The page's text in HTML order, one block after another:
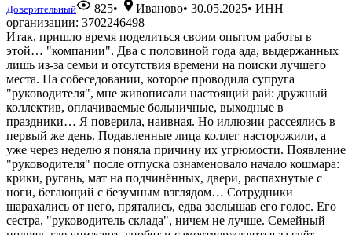
Доверительный 825• Иваново•30.05.2025• ИНН
организации: 3702246498
Итак, пришло время поделиться своим опытом работы в
этой… "компании". Два с половиной года ада, выдержанных
лишь из-за семьи и отсутствия времени на поиски лучшего
места. На собеседовании, которое проводила супруга
"руководителя", мне живописали настоящий рай: дружный
коллектив, оплачиваемые больничные, выходные в
праздники… Я поверила, наивная. Но иллюзии рассеялись в
первый же день. Подавленные лица коллег насторожили, а
уже через неделю я поняла причину их угрюмости. Появление
"руководителя" после отпуска ознаменовало начало кошмара:
крики, ругань, мат на подчинённых, двери, распахнутые с
ноги, бегающий с безумным взглядом… Сотрудники
шарахались от него, прятались, едва заслышав его голос. Его
сестра, "руководитель склада", ничем не лучше. Семейный